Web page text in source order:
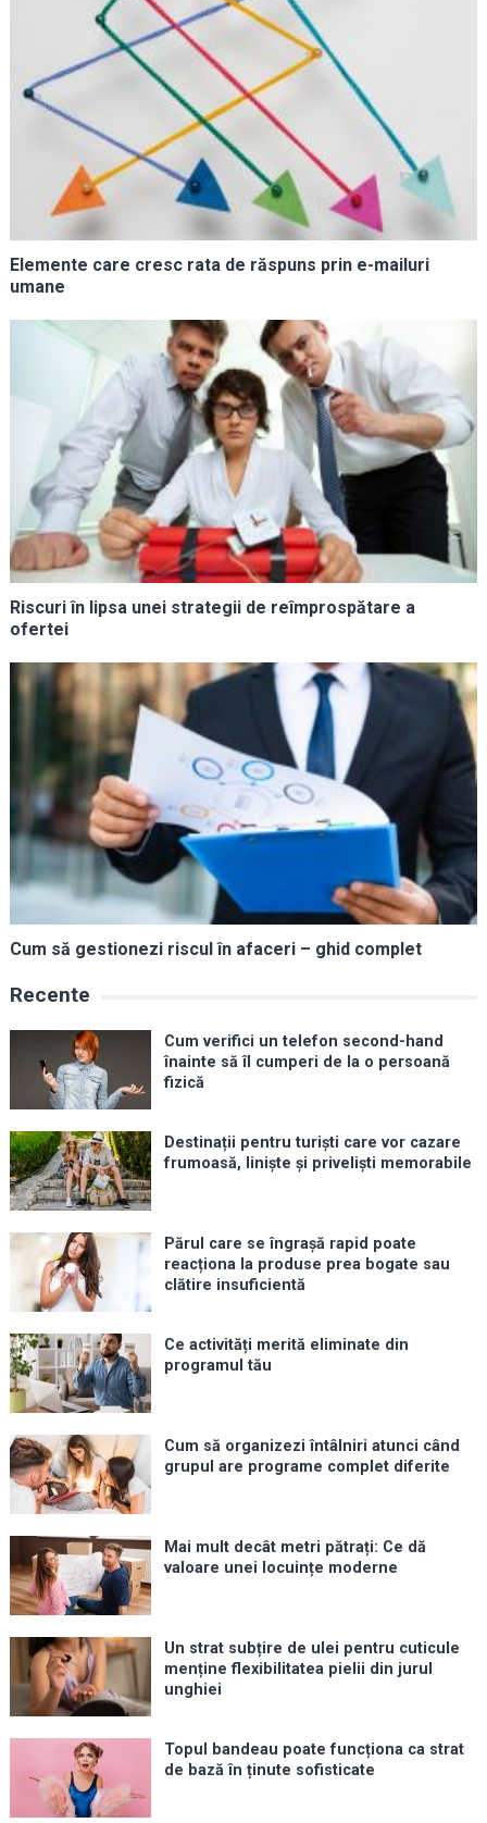
Elemente care cresc rata de răspuns prin e-mailuri
umane
Riscuri în lipsa unei strategii de reîmprospătare a
ofertei
Cum să gestionezi riscul în afaceri – ghid complet
Recente
Cum verifici un telefon second-hand
înainte să îl cumperi de la o persoană
fizică
Destinații pentru turiști care vor cazare
frumoasă, liniște și priveliști memorabile
Părul care se îngrașă rapid poate
reacționa la produse prea bogate sau
clătire insuficientă
Ce activități merită eliminate din
programul tău
Cum să organizezi întâlniri atunci când
grupul are programe complet diferite
Mai mult decât metri pătrați: Ce dă
valoare unei locuințe moderne
Un strat subțire de ulei pentru cuticule
menține flexibilitatea pielii din jurul
unghiei
Topul bandeau poate funcționa ca strat
de bază în ținute sofisticate